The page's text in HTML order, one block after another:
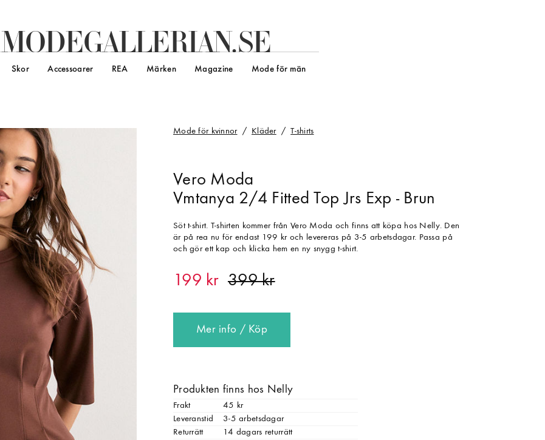
MODEGALLERIAN.SE
Skor Accessoarer REA Märken Magazine Mode för män
Mode för kvinnor Kläder T-shirts
Vero Moda
Vmtanya 2/4 Fitted Top Jrs Exp - Brun
Söt t-shirt. T-shirten kommer från Vero Moda och finns att köpa hos Nelly. Den
är på rea nu för endast 199 kr och levereras på 3-5 arbetsdagar. Passa på
och gör ett kap och klicka hem en ny snygg t-shirt.
199 kr
Mer info / Köp
Produkten finns hos Nelly
Frakt
45 kr
Leveranstid
3-5 arbetsdagar
Returrätt
14 dagars returrätt